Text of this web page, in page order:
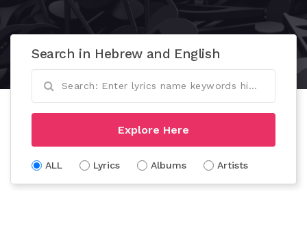
Search in Hebrew and English
Explore Here
ALL Lyrics Albums Artists